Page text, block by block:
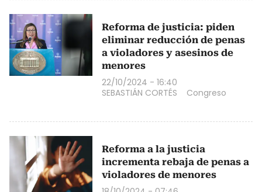
Reforma de justicia: piden
eliminar reducción de penas
a violadores y asesinos de
menores
22/10/2024 - 16:40
SEBASTIÁN CORTÉS
Congreso
Reforma a la justicia
incrementa rebaja de penas a
violadores de menores